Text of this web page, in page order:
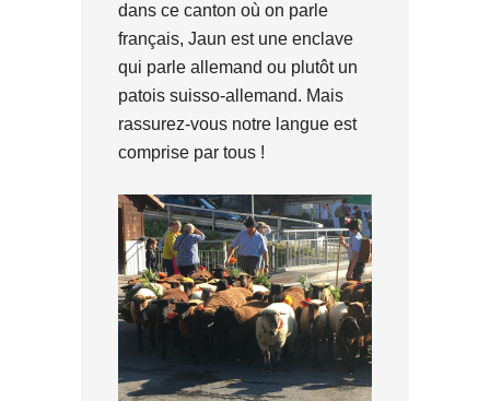
dans ce canton où on parle
français, Jaun est une enclave
qui parle allemand ou plutôt un
patois suisso-allemand. Mais
rassurez-vous notre langue est
comprise par tous !